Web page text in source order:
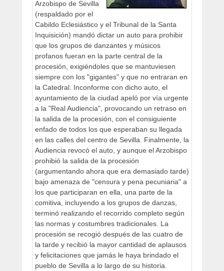
Arzobispo de Sevilla
(respaldado por el
Cabildo Eclesiástico y el Tribunal de la Santa
Inquisición) mandó dictar un auto para prohibir
que los grupos de danzantes y músicos
profanos fueran en la parte central de la
procesión, exigiéndoles que se mantuviesen
siempre con los "gigantes" y que no entraran en
la Catedral. Inconforme con dicho auto, el
ayuntamiento de la ciudad apeló por vía urgente
a la "Real Audiencia", provocando un retraso en
la salida de la procesión, con el consiguiente
enfado de todos los que esperaban su llegada
en las calles del centro de Sevilla. Finalmente, la
Audiencia revocó el auto, y aunque el Arzobispo
prohibió la salida de la procesión
(argumentando ahora que era demasiado tarde)
bajo amenaza de "censura y pena pecuniaria" a
los que participaran en ella, una parte de la
comitiva, incluyendo a los grupos de danzas,
terminó realizando el recorrido completo según
las normas y costumbres tradicionales. La
procesión se recogió después de las cuatro de
la tarde y recibió la mayor cantidad de aplausos
y felicitaciones que jamás le haya brindado el
pueblo de Sevilla a lo largo de su historia.